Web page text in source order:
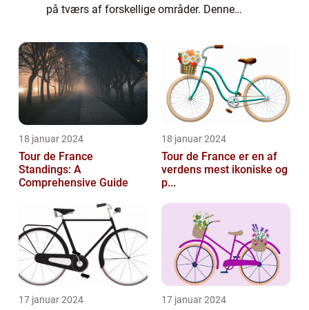
på tværs af forskellige områder. Denne
dig en omfattende præsentation af sporten
s...
18 januar 2024
Tour de France
Standings: A
Comprehensive Guide
18 januar 2024
Tour de France er en af
verdens mest ikoniske og
p...
17 januar 2024 17 januar 2024